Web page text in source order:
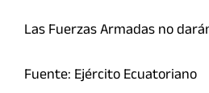
Las Fuerzas Armadas no
Fuente: Ejército Ecuatoriano